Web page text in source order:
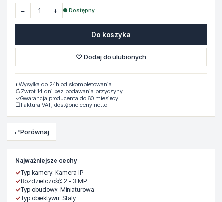
Najważniejsze cechy
✓Typ kamery: Kamera IP
✓Rozdzielczość: 2 - 3 MP
✓Typ obudowy: Miniaturowa
✓Typ obiektywu: Staly
− + ● Dostępny
Do koszyka
♡ Dodaj do ulubionych
◐ Wysyłka do 24h od skompletowania.
↻Zwrot 14 dni bez podawania przyczyny
✓Gwarancja producenta do 60 miesięcy
▢Faktura VAT, dostępne ceny netto
⇄Porównaj